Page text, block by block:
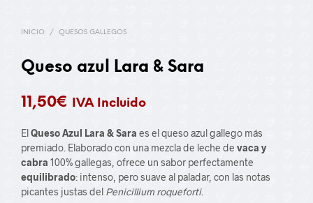
INICIO / QUESOS GALLEGOS
Queso azul Lara & Sara
11,50€ IVA Incluido
ElQueso Azul Lara & Sara es el queso azul gallego más
premiado. Elaborado con una mezcla de leche de vaca y
cabra 100% gallegas, ofrece un sabor perfectamente
equilibrado: intenso, pero suave al paladar, con las notas
picantes justas del Penicillium roqueforti.